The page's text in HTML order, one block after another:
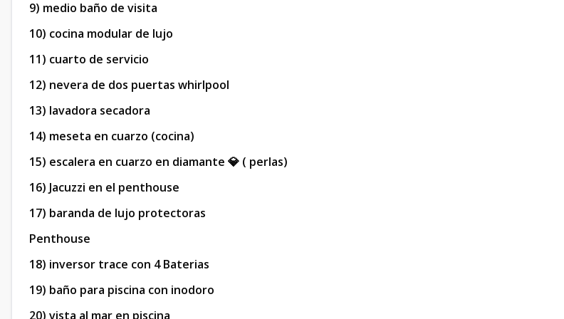
9) medio baño de visita
10) cocina modular de lujo
11) cuarto de servicio
12) nevera de dos puertas whirlpool
13) lavadora secadora
14) meseta en cuarzo (cocina)
15) escalera en cuarzo en diamante 💎 ( perlas)
16) Jacuzzi en el penthouse
17) baranda de lujo protectoras
Penthouse
18) inversor trace con 4 Baterias
19) baño para piscina con inodoro
20) vista al mar en piscina